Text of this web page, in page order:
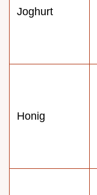
Joghurt
Honig